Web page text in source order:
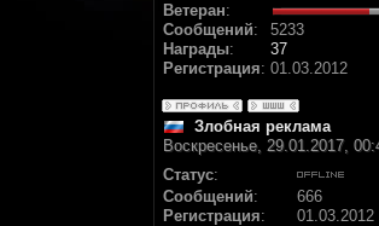
Ветеран:
Сообщений:
5233
Награды:
37
Регистрация: 01.03.2012
Злобная реклама
Воскресенье, 29.01.2017,
Статус:
Сообщений:
666
Регистрация: 01.03.2012